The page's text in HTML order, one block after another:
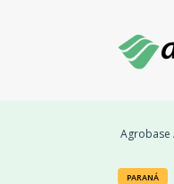
Agrobase
PARANÁ